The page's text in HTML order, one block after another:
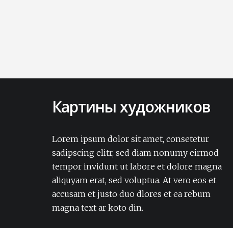
Картины художников
Lorem ipsum dolor sit amet, consetetur
sadipscing elitr, sed diam nonumy eirmod
tempor invidunt ut labore et dolore magna
aliquyam erat, sed voluptua. At vero eos et
accusam et justo duo dlores et ea rebum
magna text ar koto din.
Lorem ipsum dolor sit amet, consectetur
dignissimos ea eum, ex exercitationem
expedita iure laborum laudantium modi
non numquam pariatur rerum sapiente
soluta tempore vel.Lorem ipsum dolor sit
amet, consectetur adipisicing elit. Amet aut,
autem delectus dignissimos ea eum, ex